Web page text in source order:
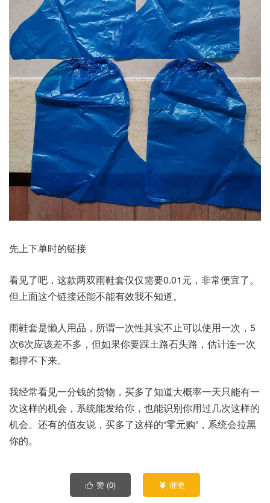
先上下单时的链接
看见了吧，这款两双雨鞋套仅仅需要0.01元，非常便宜了。
但上面这个链接还能不能有效我不知道。
雨鞋套是懒人用品，所谓一次性其实不止可以使用一次，5
次6次应该差不多，但如果你要踩土路石头路，估计连一次
都撑不下来。
我经常看见一分钱的货物，买多了知道大概率一天只能有一
次这样的机会，系统能发给你，也能识别你用过几次这样的
机会。还有的值友说，买多了这样的“零元购”，系统会拉黑
你的。
 赞 (0)  催更